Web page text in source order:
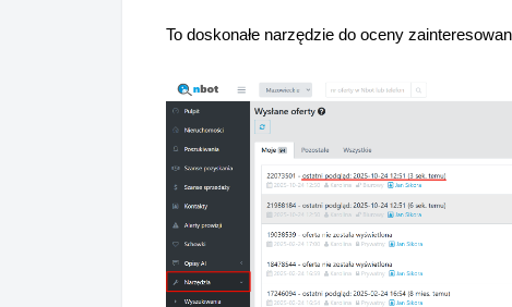
To doskonałe narzędzie do oceny